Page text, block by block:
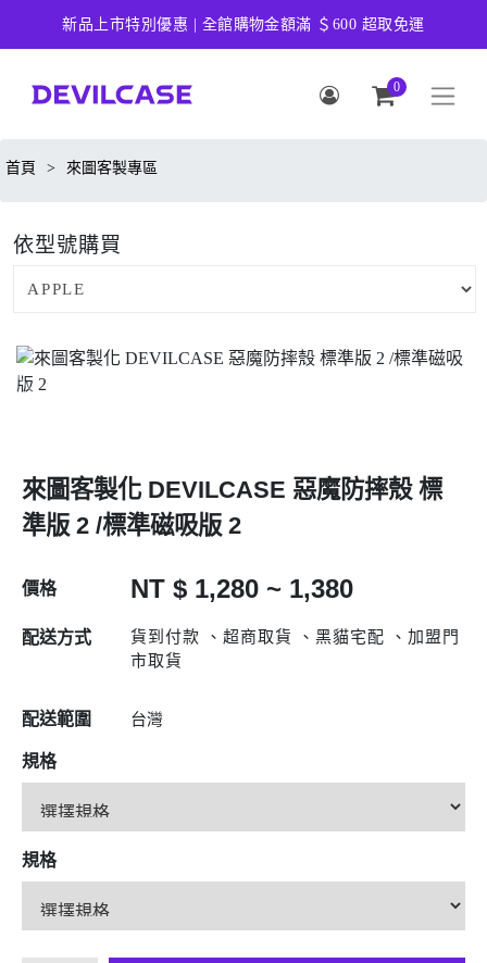
新品上市特別優惠 | 全館購物金額滿 ＄600 超取免運
0
首頁 > 來圖客製專區
依型號購買
來圖客製化 DEVILCASE 惡魔防摔殼 標
準版 2 /標準磁吸版 2
價格 NT $ 1,280 ~ 1,380
配送方式
貨到付款 、超商取貨 、黑貓宅配 、加盟門
市取貨
配送範圍 台灣
規格
規格